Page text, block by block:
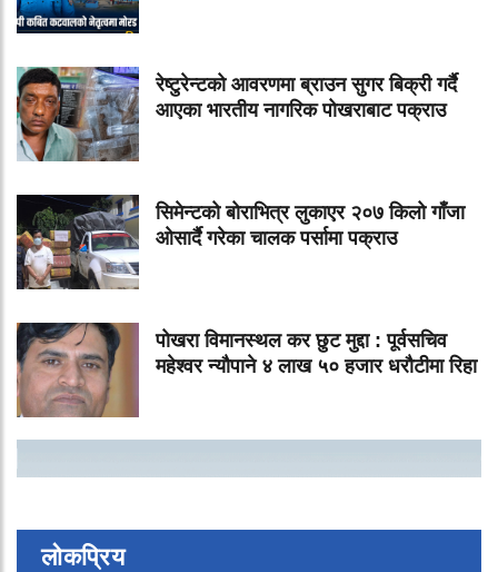
रेष्टुरेन्टको आवरणमा ब्राउन सुगर बिक्री गर्दै
आएका भारतीय नागरिक पोखराबाट पक्राउ
सिमेन्टको बोराभित्र लुकाएर २०७ किलो गाँजा
ओसार्दै गरेका चालक पर्सामा पक्राउ
पोखरा विमानस्थल कर छुट मुद्दा : पूर्वसचिव
महेश्वर न्यौपाने ४ लाख ५० हजार धरौटीमा रिहा
लोकप्रिय